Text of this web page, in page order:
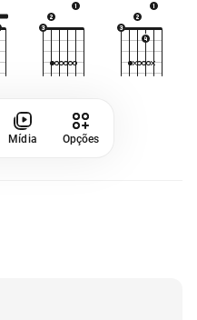
Mídia Opções